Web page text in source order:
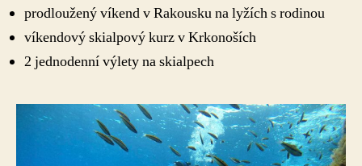
prodloužený víkend v Rakousku na lyžích s rodinou
víkendový skialpový kurz v Krkonoších
2 jednodenní výlety na skialpech